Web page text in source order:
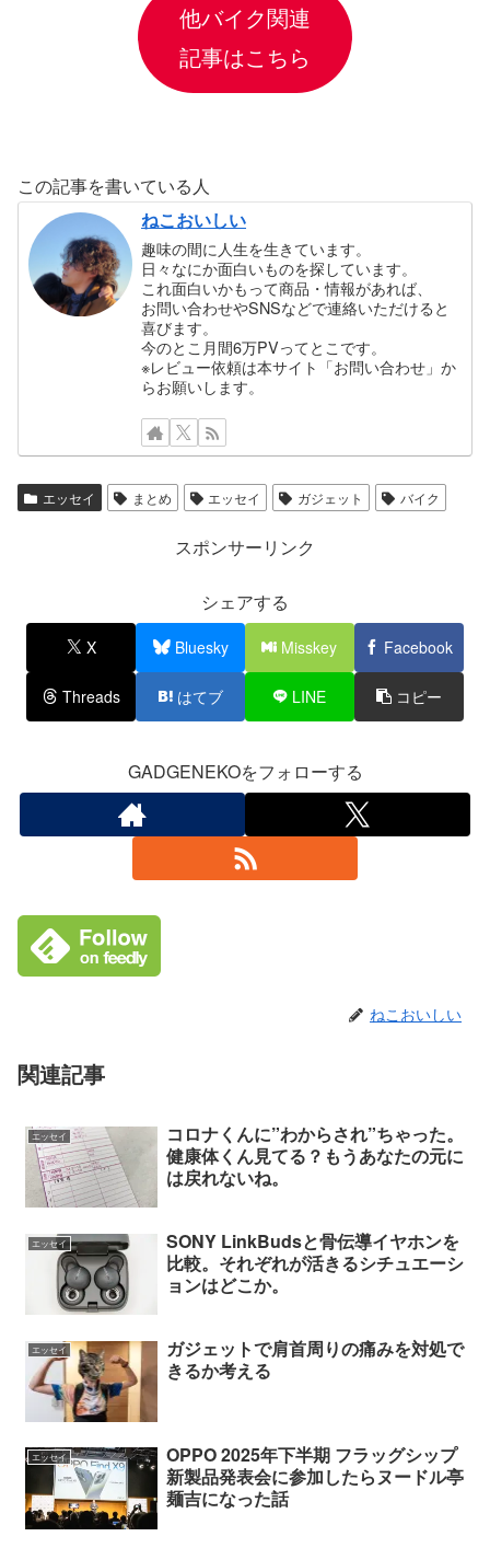
他バイク関連
記事はこちら
この記事を書いている人
ねこおいしい
趣味の間に人生を生きています。
日々なにか面白いものを探しています。
これ面白いかもって商品・情報があれば、
お問い合わせやSNSなどで連絡いただけると
喜びます。
今のとこ月間6万PVってとこです。
※レビュー依頼は本サイト「お問い合わせ」か
らお願いします。
エッセイ まとめ エッセイ ガジェット バイク
スポンサーリンク
シェアする
X Bluesky Misskey Facebook
Threads はてブ LINE コピー
GADGENEKOをフォローする
ねこおいしい
関連記事
エッセイ
コロナくんに”わからされ”ちゃった。
健康体くん見てる？もうあなたの元に
は戻れないね。
エッセイ
SONY LinkBudsと骨伝導イヤホンを
比較。それぞれが活きるシチュエーシ
ョンはどこか。
エッセイ
ガジェットで肩首周りの痛みを対処で
きるか考える
エッセイ
OPPO 2025年下半期 フラッグシップ
新製品発表会に参加したらヌードル亭
麺吉になった話